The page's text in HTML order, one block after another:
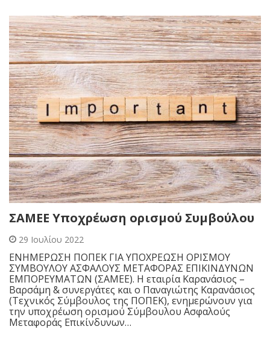
ΣΑΜΕΕ Υποχρέωση ορισμού Συμβούλου
29 Ιουλίου 2022
ΕΝΗΜΕΡΩΣΗ ΠΟΠΕΚ ΓΙΑ ΥΠΟΧΡΕΩΣΗ ΟΡΙΣΜΟΥ
ΣΥΜΒΟΥΛΟΥ ΑΣΦΑΛΟΥΣ ΜΕΤΑΦΟΡΑΣ ΕΠΙΚΙΝΔΥΝΩΝ
ΕΜΠΟΡΕΥΜΑΤΩΝ (ΣΑΜΕΕ). Η εταιρία Καρανάσιος –
Βαρσάμη & συνεργάτες και ο Παναγιώτης Καρανάσιος
(Τεχνικός Σύμβουλος της ΠΟΠΕΚ), ενημερώνουν για
την υποχρέωση ορισμού Σύμβουλου Ασφαλούς
Μεταφοράς Επικίνδυνων…